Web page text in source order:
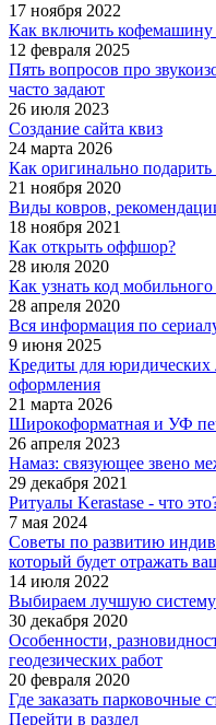
17 ноября 2022
Как включить кофемашину
12 февраля 2025
Пять вопросов про
часто задают
26 июля 2023
Создание сайта квиз
24 марта 2026
Как оригинально
21 ноября 2020
Виды ковров,
18 ноября 2021
Как открыть оффшор?
28 июля 2020
Как узнать код мобильного
28 апреля 2020
Вся информация по
9 июня 2025
Кредиты для юридических
оформления
21 марта 2026
Широкоформатная и УФ
26 апреля 2023
Намаз: связующее звено
29 декабря 2021
Ритуалы Kerastase - что
7 мая 2024
Советы по развитию
который будет отражать
14 июля 2022
Выбираем лучшую
30 декабря 2020
Особенности,
геодезических работ
20 февраля 2020
Где заказать парковочные
Перейти в раздел